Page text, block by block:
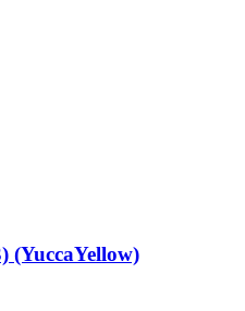
(YuccaYellow)